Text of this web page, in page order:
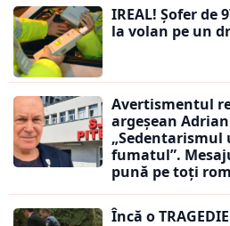
IREAL! Șofer de
la volan pe un
Avertismentul
argeșean Adrian
„Sedentarismul
fumatul”.
pună pe toți
Încă o